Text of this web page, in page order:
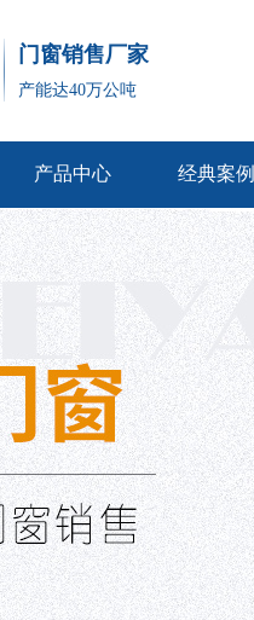
门窗销售厂家
产能达40万公吨
产品中心 经典案例